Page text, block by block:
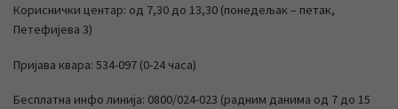
Кориснички центар: од 7,30 до 13,30 (понедељак – петак,
Петефијева 3)
Пријава квара: 534-097 (0-24 часа)
Бесплатна инфо линија: 0800/024-023 (радним данима од 7 до 15